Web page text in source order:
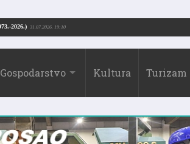
Drago Borić (1973.-2026.)
Gospodarstvo Kultura Turizam